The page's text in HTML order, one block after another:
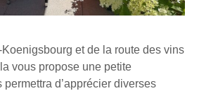
et de la route des vins
vous propose une petite
d’apprécier diverses